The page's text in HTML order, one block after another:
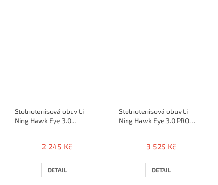
Stolnotenisová obuv Li-
Ning Hawk Eye 3.0
2 245 Kč
DETAIL
Stolnotenisová obuv Li-
Ning Hawk Eye 3.0 PRO
3 525 Kč
DETAIL